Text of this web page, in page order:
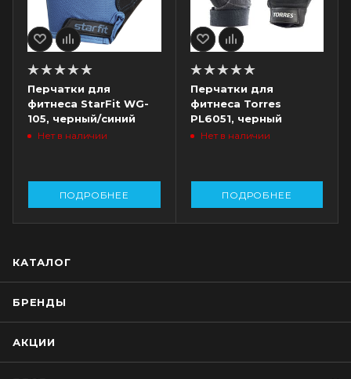
Перчатки для
фитнеса StarFit WG-
105, черный/синий
Нет в наличии
ПОДРОБНЕЕ
Перчатки для
фитнеса Torres
PL6051, черный
Нет в наличии
ПОДРОБНЕЕ
КАТАЛОГ
БРЕНДЫ
АКЦИИ